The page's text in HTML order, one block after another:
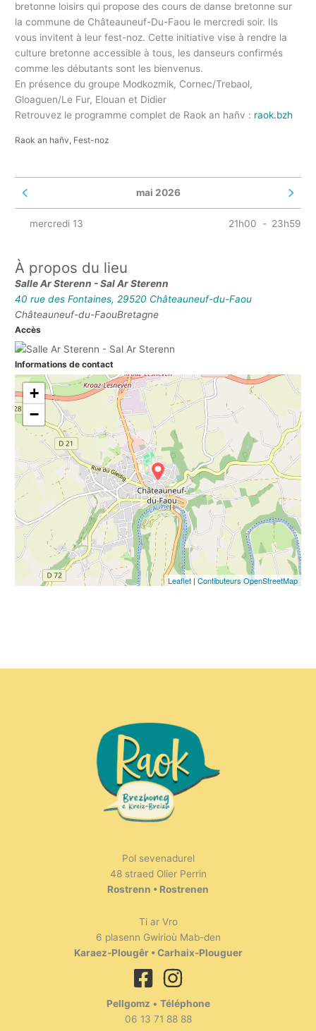
bretonne loisirs qui propose des cours de danse bretonne sur
la commune de Châteauneuf-Du-Faou le mercredi soir. Ils
vous invitent à leur fest-noz. Cette initiative vise à rendre la
culture bretonne accessible à tous, les danseurs confirmés
comme les débutants sont les bienvenus.
En présence du groupe Modkozmik, Cornec/Trebaol,
Gloaguen/Le Fur, Elouan et Didier
Retrouvez le programme complet de Raok an hañv : raok.bzh
Raok an hañv, Fest-noz
Voir le mois précédent mai 2026 Voir le
mercredi 13 21h00 - 23h59
À propos du lieu
Salle Ar Sterenn - Sal Ar Sterenn
40 rue des Fontaines, 29520 Châteauneuf-du-Faou
Châteauneuf-du-FaouBretagne
Accès
Informations de contact
+
−
Leaflet|Contibuteurs OpenStreetMap
Pol sevenadurel
48 straed Olier Perrin
Rostrenn • Rostrenen
Ti ar Vro
6 plasenn Gwirioù Mab-den
Karaez-Plougêr • Carhaix-Plouguer
Pellgomz • Téléphone
06 13 71 88 88